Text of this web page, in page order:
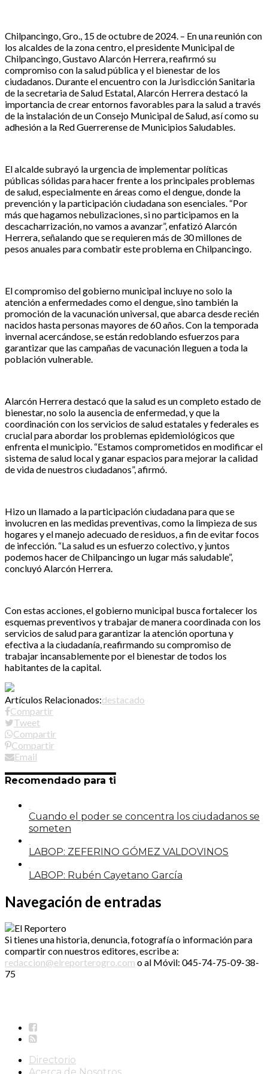
Chilpancingo, Gro., 15 de octubre de 2024. – En una reunión con
los alcaldes de la zona centro, el presidente Municipal de
Chilpancingo, Gustavo Alarcón Herrera, reafirmó su
compromiso con la salud pública y el bienestar de los
ciudadanos. Durante el encuentro con la Jurisdicción Sanitaria
de la secretaria de Salud Estatal, Alarcón Herrera destacó la
importancia de crear entornos favorables para la salud a través
de la instalación de un Consejo Municipal de Salud, así como su
adhesión a la Red Guerrerense de Municipios Saludables.
El alcalde subrayó la urgencia de implementar políticas
públicas sólidas para hacer frente a los principales problemas
de salud, especialmente en áreas como el dengue, donde la
prevención y la participación ciudadana son esenciales. “Por
más que hagamos nebulizaciones, si no participamos en la
descacharrización, no vamos a avanzar”, enfatizó Alarcón
Herrera, señalando que se requieren más de 30 millones de
pesos anuales para combatir este problema en Chilpancingo.
El compromiso del gobierno municipal incluye no solo la
atención a enfermedades como el dengue, sino también la
promoción de la vacunación universal, que abarca desde recién
nacidos hasta personas mayores de 60 años. Con la temporada
invernal acercándose, se están redoblando esfuerzos para
garantizar que las campañas de vacunación lleguen a toda la
población vulnerable.
Alarcón Herrera destacó que la salud es un completo estado de
bienestar, no solo la ausencia de enfermedad, y que la
coordinación con los servicios de salud estatales y federales es
crucial para abordar los problemas epidemiológicos que
enfrenta el municipio. “Estamos comprometidos en modificar el
sistema de salud local y ganar espacios para mejorar la calidad
de vida de nuestros ciudadanos”, afirmó.
Hizo un llamado a la participación ciudadana para que se
involucren en las medidas preventivas, como la limpieza de sus
hogares y el manejo adecuado de residuos, a fin de evitar focos
de infección. “La salud es un esfuerzo colectivo, y juntos
podemos hacer de Chilpancingo un lugar más saludable”,
concluyó Alarcón Herrera.
Con estas acciones, el gobierno municipal busca fortalecer los
esquemas preventivos y trabajar de manera coordinada con los
servicios de salud para garantizar la atención oportuna y
efectiva a la ciudadanía, reafirmando su compromiso de
trabajar incansablemente por el bienestar de todos los
habitantes de la capital.
Artículos Relacionados:destacado
Compartir
Tweet
Compartir
Compartir
Email
Recomendado para ti
Cuando el poder se concentra los ciudadanos se
someten
LABOP: ZEFERINO GÓMEZ VALDOVINOS
LABOP: Rubén Cayetano García
Navegación de entradas
Si tienes una historia, denuncia, fotografía o información para
compartir con nuestros editores, escribe a:
redaccion@elreporterogro.com o al Móvil: 045-74-75-09-38-
75
Directorio